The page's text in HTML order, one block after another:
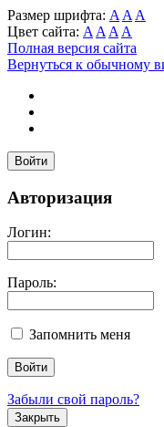
Размер шрифта: A A A
Цвет сайта: A A A A
Полная версия сайта
Вернуться к обычному
Войти
Авторизация
Логин:
Пароль:
Запомнить меня
Забыли свой пароль?
Закрыть